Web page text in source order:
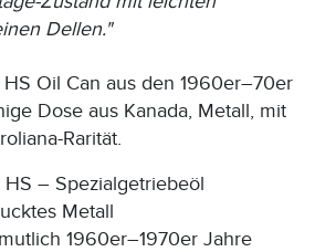
Dellen."
Oil Can aus den 1960er–70er
Dose aus Kanada, Metall, mit
Rarität.
HS – Spezialgetriebeöl
Metall
1960er–1970er Jahre